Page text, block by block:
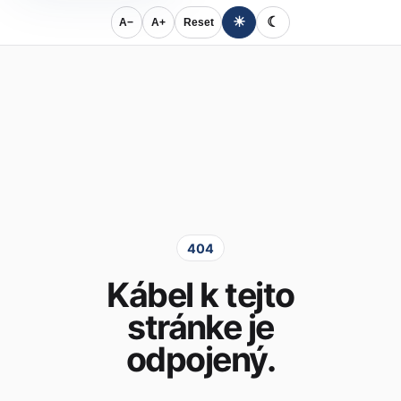
A− A+ Reset ☀ ☾
404
Kábel k tejto
stránke je
odpojený.